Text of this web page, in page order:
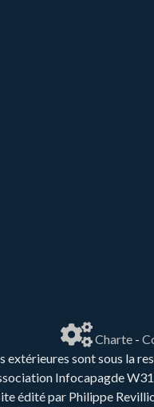
Charte-
extérieures sont sous la
Infocapagde
édité par Philippe